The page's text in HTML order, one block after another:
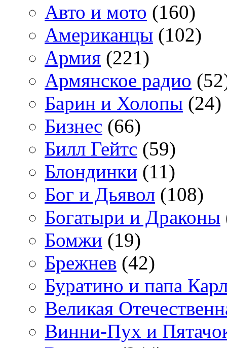
Авто и мото (160)
Американцы (102)
Армия (221)
Армянское радио
Барин и Холопы (24)
Бизнес (66)
Билл Гейтс (59)
Блондинки (11)
Бог и Дьявол (108)
Богатыри и Драконы
Бомжи (19)
Брежнев (42)
Буратино и папа
Великая
Винни-Пух и